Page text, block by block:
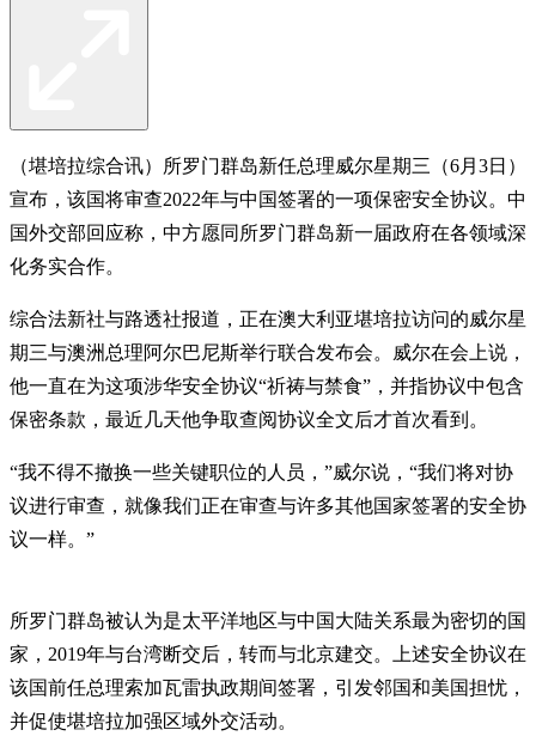
（堪培拉综合讯）所罗门群岛新任总理威尔星期三（6月3日）
宣布，该国将审查2022年与中国签署的一项保密安全协议。中
国外交部回应称，中方愿同所罗门群岛新一届政府在各领域深
化务实合作。
综合法新社与路透社报道，正在澳大利亚堪培拉访问的威尔星
期三与澳洲总理阿尔巴尼斯举行联合发布会。威尔在会上说，
他一直在为这项涉华安全协议“祈祷与禁食”，并指协议中包含
保密条款，最近几天他争取查阅协议全文后才首次看到。
“我不得不撤换一些关键职位的人员，”威尔说，“我们将对协
议进行审查，就像我们正在审查与许多其他国家签署的安全协
议一样。”
所罗门群岛被认为是太平洋地区与中国大陆关系最为密切的国
家，2019年与台湾断交后，转而与北京建交。上述安全协议在
该国前任总理索加瓦雷执政期间签署，引发邻国和美国担忧，
并促使堪培拉加强区域外交活动。